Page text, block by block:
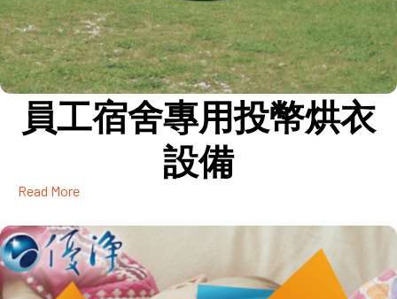
員工宿舍專用投幣烘衣
設備
Read More